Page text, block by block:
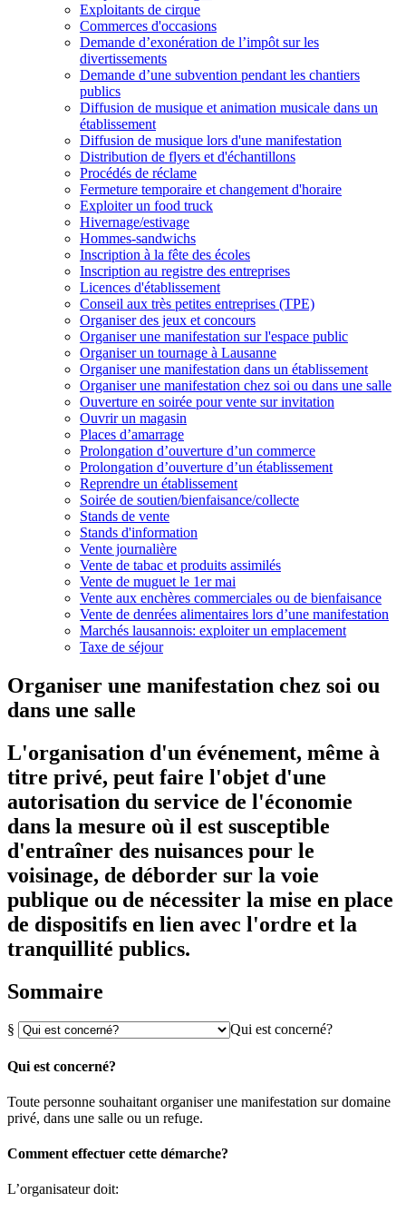
Exploitants de cirque
Commerces d'occasions
Demande d’exonération de l’impôt sur les
divertissements
Demande d’une subvention pendant les chantiers
publics
Diffusion de musique et animation musicale dans un
établissement
Diffusion de musique lors d'une manifestation
Distribution de flyers et d'échantillons
Procédés de réclame
Fermeture temporaire et changement d'horaire
Exploiter un food truck
Hivernage/estivage
Hommes-sandwichs
Inscription à la fête des écoles
Inscription au registre des entreprises
Licences d'établissement
Conseil aux très petites entreprises (TPE)
Organiser des jeux et concours
Organiser une manifestation sur l'espace public
Organiser un tournage à Lausanne
Organiser une manifestation dans un établissement
Organiser une manifestation chez soi ou dans une salle
Ouverture en soirée pour vente sur invitation
Ouvrir un magasin
Places d’amarrage
Prolongation d’ouverture d’un commerce
Prolongation d’ouverture d’un établissement
Reprendre un établissement
Soirée de soutien/bienfaisance/collecte
Stands de vente
Stands d'information
Vente journalière
Vente de tabac et produits assimilés
Vente de muguet le 1er mai
Vente aux enchères commerciales ou de bienfaisance
Vente de denrées alimentaires lors d’une manifestation
Marchés lausannois: exploiter un emplacement
Taxe de séjour
Organiser une manifestation chez soi ou
dans une salle
L'organisation d'un événement, même à
titre privé, peut faire l'objet d'une
autorisation du service de l'économie
dans la mesure où il est susceptible
d'entraîner des nuisances pour le
voisinage, de déborder sur la voie
publique ou de nécessiter la mise en place
de dispositifs en lien avec l'ordre et la
tranquillité publics.
Sommaire
§ Qui est concerné?
Qui est concerné?
Toute personne souhaitant organiser une manifestation sur domaine
privé, dans une salle ou un refuge.
Comment effectuer cette démarche?
L’organisateur doit: